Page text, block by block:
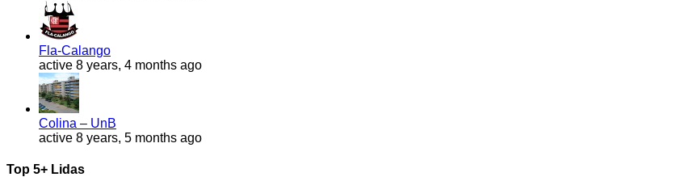
Fla-Calango
active 8 years, 4 months ago
Colina – UnB
active 8 years, 5 months ago
Top 5+ Lidas